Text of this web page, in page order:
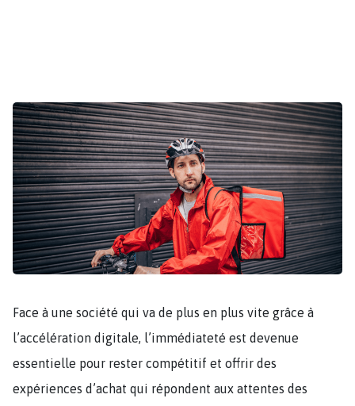
Face à une société qui va de plus en plus vite grâce à
l’accélération digitale, l’immédiateté est devenue
essentielle pour rester compétitif et offrir des
expériences d’achat qui répondent aux attentes des